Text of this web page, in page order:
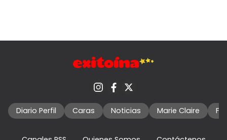
Diario Perfil Caras Noticias Marie Claire